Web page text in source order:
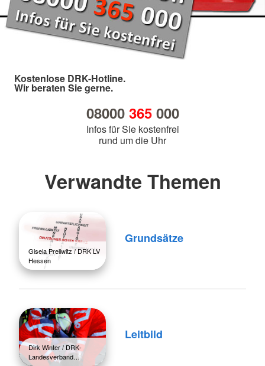
Kostenlose DRK-Hotline.
Wir beraten Sie gerne.
08000 365000
Infos für Sie kostenfrei
rund um die Uhr
Verwandte Themen
Gisela Prellwitz / DRK LV
Hessen
Grundsätze
Dirk Winter / DRK-
Landesverband…
Leitbild